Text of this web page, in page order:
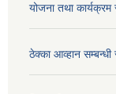
योजना तथा
ठेक्का आव्हान